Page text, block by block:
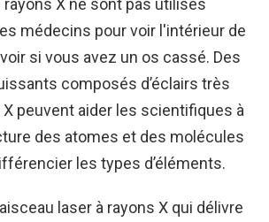
X ne sont pas utilisés
médecins pour voir l'intérieur de
si vous avez un os cassé. Des
composés d’éclairs très
peuvent aider les scientifiques à
des atomes et des molécules
les types d’éléments.
laser à rayons X qui délivre